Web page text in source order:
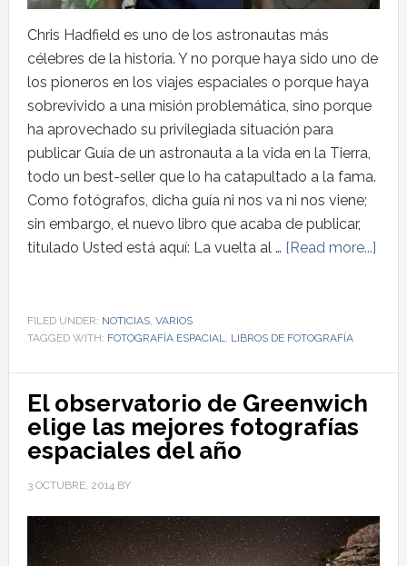
Chris Hadfield es uno de los astronautas más
célebres de la historia. Y no porque haya sido uno de
los pioneros en los viajes espaciales o porque haya
sobrevivido a una misión problemática, sino porque
ha aprovechado su privilegiada situación para
publicar Guía de un astronauta a la vida en la Tierra,
todo un best-seller que lo ha catapultado a la fama.
Como fotógrafos, dicha guía ni nos va ni nos viene;
sin embargo, el nuevo libro que acaba de publicar,
titulado Usted está aquí: La vuelta al … [Read more...]
FILED UNDER: NOTICIAS, VARIOS
TAGGED WITH: FOTOGRAFÍA ESPACIAL, LIBROS DE FOTOGRAFÍA
El observatorio de Greenwich
elige las mejores fotografías
espaciales del año
3 OCTUBRE, 2014BY